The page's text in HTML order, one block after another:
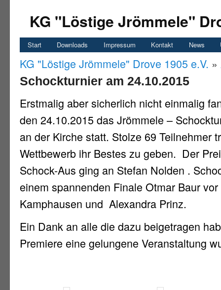
KG "Löstige Jrömmele"
Start Downloads Impressum Kontakt News
KG "Löstige Jrömmele" Drove 1905 e.V. »
Schockturnier am 24.10.2015
Erstmalig aber sicherlich nicht einmalig
den 24.10.2015 das Jrömmele –
an der Kirche statt. Stolze 69 Teilnehmer
Wettbewerb ihr Bestes zu geben. Der
Schock-Aus ging an Stefan Nolden .
einem spannenden Finale Otmar Baur
Kamphausen und Alexandra Prinz.
Ein Dank an alle die dazu beigetragen
Premiere eine gelungene Veranstaltung